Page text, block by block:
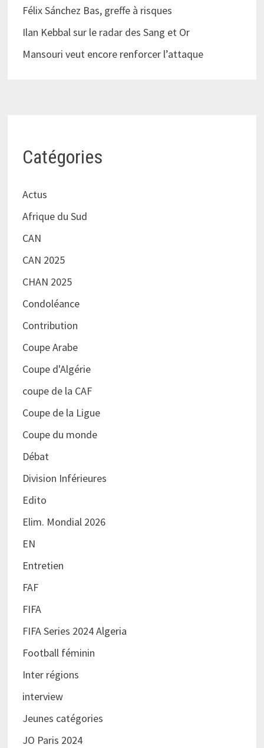
Félix Sánchez Bas, greffe à risques
Ilan Kebbal sur le radar des Sang et Or
Mansouri veut encore renforcer l’attaque
Catégories
Actus
Afrique du Sud
CAN
CAN 2025
CHAN 2025
Condoléance
Contribution
Coupe Arabe
Coupe d'Algérie
coupe de la CAF
Coupe de la Ligue
Coupe du monde
Débat
Division Inférieures
Edito
Elim. Mondial 2026
EN
Entretien
FAF
FIFA
FIFA Series 2024 Algeria
Football féminin
Inter régions
interview
Jeunes catégories
JO Paris 2024